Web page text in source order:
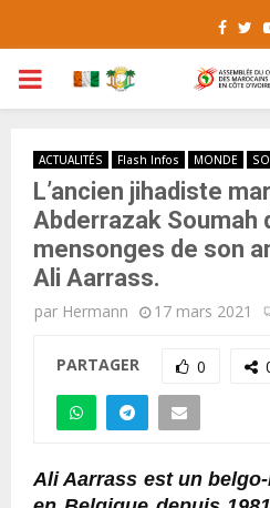
PRIMARY
ACTUALITÉS Flash Infos MONDE
L’ancien jihadiste
Abderrazak Soumah
mensonges de son
Ali Aarrass.
par Hermann 17 mars 2021
PARTAGER 0
Ali Aarrass est un